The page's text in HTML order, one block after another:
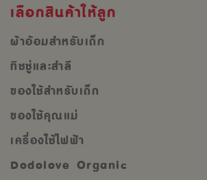
เลือกสินค้าให้ลูก
ผ้าอ้อมสำหรับเด็ก
ทิชชู่และสำลี
ของใช้สำหรับเด็ก
ของใช้คุณแม่
เครื่องใช้ไฟฟ้า
Dodolove Organic